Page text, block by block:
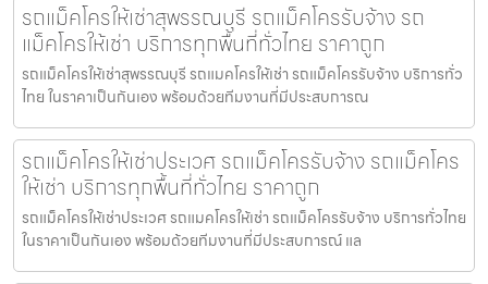
รถแม็คโครให้เช่าสุพรรณบุรี รถแม็คโครรับจ้าง รถ
แม็คโครให้เช่า บริการทุกพื้นที่ทั่วไทย ราคาถูก
รถแม็คโครให้เช่าสุพรรณบุรี รถแมคโครให้เช่า รถแม็คโครรับจ้าง บริการทั่ว
ไทย ในราคาเป็นกันเอง พร้อมด้วยทีมงานที่มีประสบการณ
รถแม็คโครให้เช่าประเวศ รถแม็คโครรับจ้าง รถแม็คโคร
ให้เช่า บริการทุกพื้นที่ทั่วไทย ราคาถูก
รถแม็คโครให้เช่าประเวศ รถแมคโครให้เช่า รถแม็คโครรับจ้าง บริการทั่วไทย
ในราคาเป็นกันเอง พร้อมด้วยทีมงานที่มีประสบการณ์ แล